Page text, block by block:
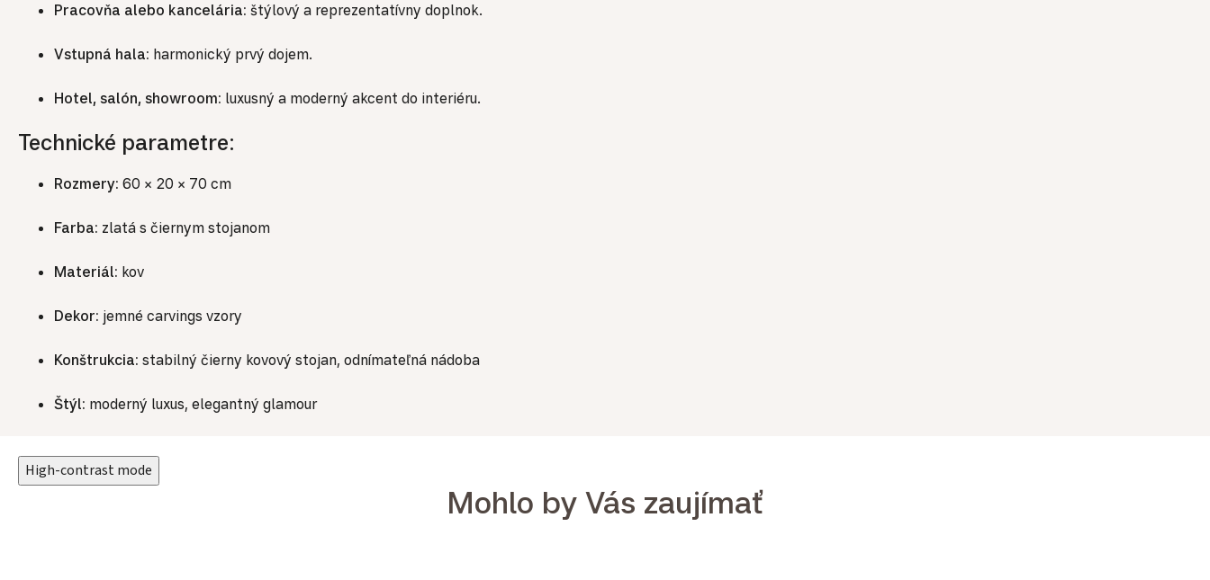
Pracovňa alebo kancelária: štýlový a reprezentatívny doplnok.
Vstupná hala: harmonický prvý dojem.
Hotel, salón, showroom: luxusný a moderný akcent do interiéru.
Technické parametre:
Rozmery: 60 × 20 × 70 cm
Farba: zlatá s čiernym stojanom
Materiál: kov
Dekor: jemné carvings vzory
Konštrukcia: stabilný čierny kovový stojan, odnímateľná nádoba
Štýl: moderný luxus, elegantný glamour
High-contrast mode
Mohlo by Vás zaujímať